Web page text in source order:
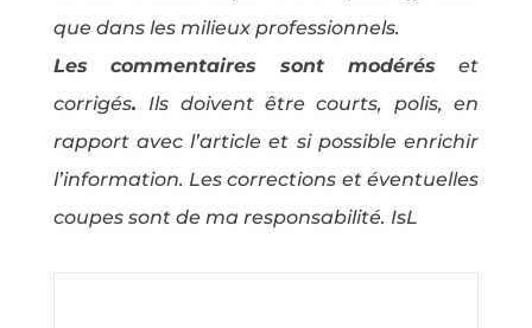
que dans les milieux professionnels.
Les commentaires sont modéréset
corrigés. Ils doivent être courts, polis, en
rapport avec l’article et si possible enrichir
l’information. Les corrections et éventuelles
coupes sont de ma responsabilité. IsL